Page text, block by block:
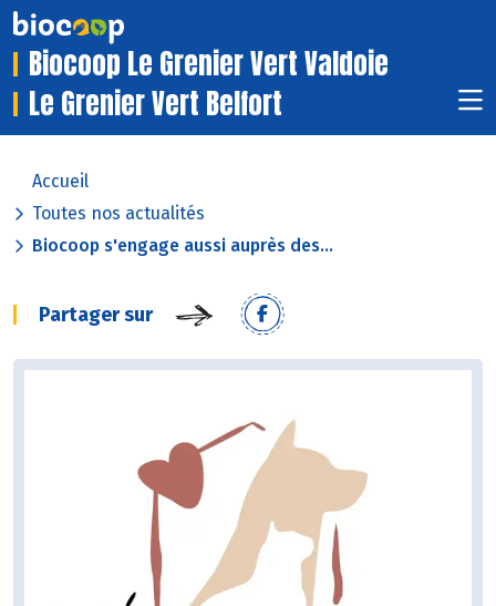
Biocoop Le Grenier Vert Valdoie
Le Grenier Vert Belfort
Accueil
Toutes nos actualités
Biocoop s'engage aussi auprès des...
Partager sur